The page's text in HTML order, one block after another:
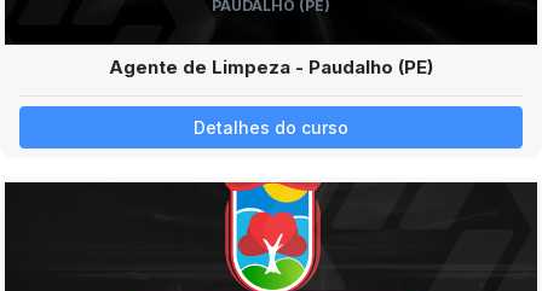
PAUDALHO (PE)
Agente de Limpeza - Paudalho (PE)
Detalhes do curso